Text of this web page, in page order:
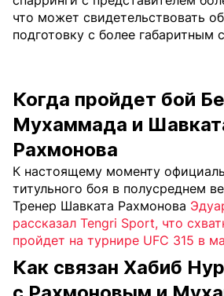
что может свидетельствовать
подготовку с более габаритным
Когда пройдет бой
Мухаммада и
Рахмонова
К настоящему моменту
титульного боя в полусреднем
Тренер Шавката Рахмонова
рассказал Tengri Sport, что
пройдет на турнире UFC 315 в
Как связан Хабиб